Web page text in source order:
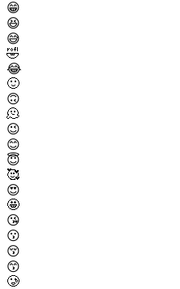
😁
😆
😅
🤣
😂
🙂
🙃
🫠
😉
😊
😇
🥰
😍
🤩
😘
😗
😚
😙
🥲